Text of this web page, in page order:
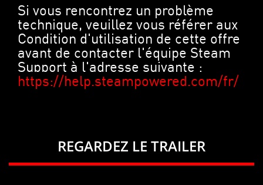
Si vous rencontrez un problème
technique, veuillez vous référer aux
Condition d'utilisation de cette offre
avant de contacter l'équipe Steam
Support à l'adresse suivante :
https://help.steampowered.com/fr/
REGARDEZ LE TRAILER